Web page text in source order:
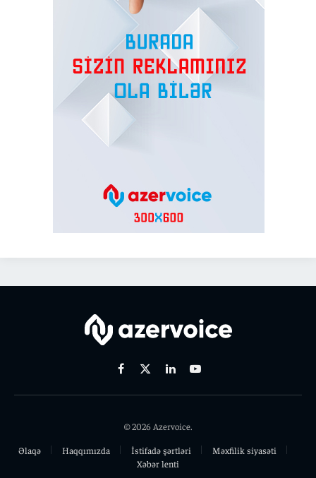
Facebook
X
LinkedinYoutube
© 2026 Azervoice.
Əlaqə
Haqqımızda İstifadə şərtləri
Məxfilik siyasəti
Xəbər lenti